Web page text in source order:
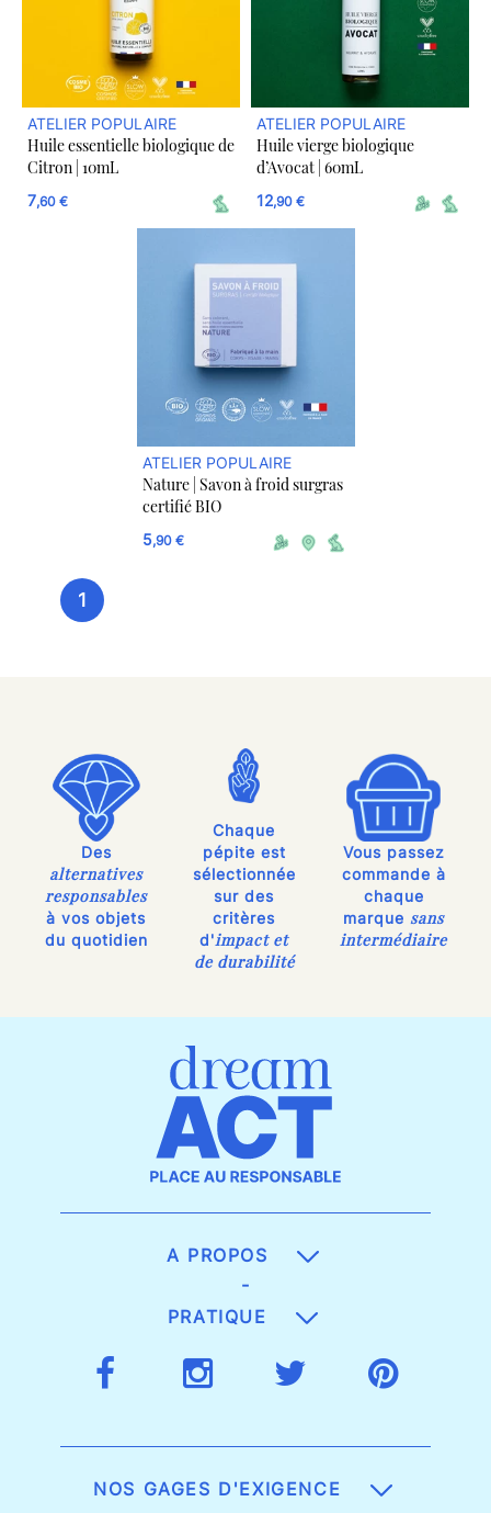
ATELIER POPULAIRE
Huile essentielle biologique de
Citron | 10mL
7,60 €
ATELIER POPULAIRE
Huile vierge biologique
d’Avocat | 60mL
12,90 €
ATELIER POPULAIRE
Nature | Savon à froid surgras
certifié BIO
5,90 €
1
Des
alternatives
responsables
à vos objets
du quotidien
Chaque
pépite est
sélectionnée
sur des
critères
d'impact et
de durabilité
Vous passez
commande à
chaque
marque sans
intermédiaire
A PROPOS
-
PRATIQUE
NOS GAGES D'EXIGENCE